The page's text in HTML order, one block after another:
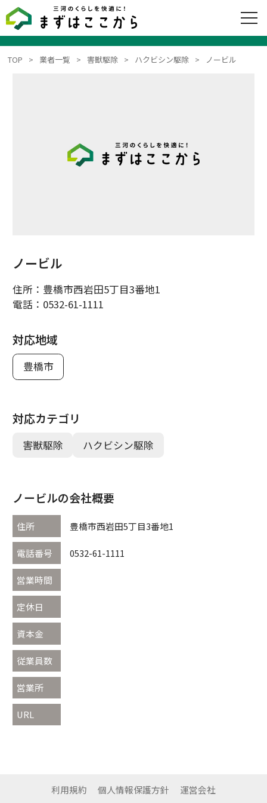
TOP 業者一覧 害獣駆除 ハクビシン駆除 ノービル
ノービル
住所： 豊橋市西岩田5丁目3番地1
電話： 0532-61-1111
対応地域
豊橋市
対応カテゴリ
害獣駆除 ハクビシン駆除
ノービルの会社概要
住所 豊橋市西岩田5丁目3番地1
電話番号 0532-61-1111
営業時間
定休日
資本金
従業員数
営業所
URL
利用規約 個人情報保護方針 運営会社